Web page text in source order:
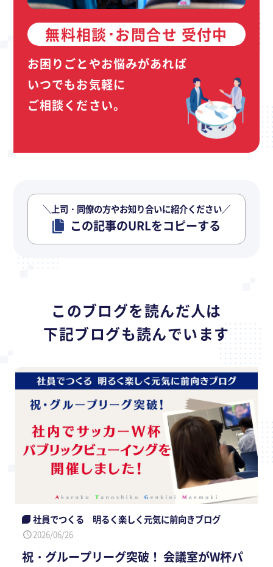
無料相談･お問合せ 受付中
お困りごとやお悩みがあれば
いつでもお気軽に
ご相談ください。
＼上司・同僚の方やお知り合いに紹介ください／
この記事のURLをコピーする
このブログを読んだ人は
下記ブログも読んでいます
社員でつくる 明るく楽しく元気に前向きブログ
2026/06/26
祝・グループリーグ突破！ 会議室がW杯パ